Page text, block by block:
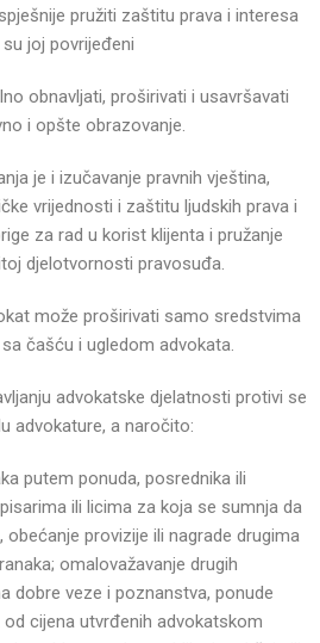
pružiti zaštitu prava i interesa
joj povrijeđeni
obnavljati, proširivati i usavršavati
i opšte obrazovanje.
je i izučavanje pravnih vještina,
vrijednosti i zaštitu ljudskih prava i
za rad u korist klijenta i pružanje
djelotvornosti pravosuđa.
može proširivati samo sredstvima
čašću i ugledom advokata.
advokatske djelatnosti protivi se
advokature, a naročito:
putem ponuda, posrednika ili
ili licima za koja se sumnja da
obećanje provizije ili nagrade drugima
omalovažavanje drugih
dobre veze i poznanstva, ponude
cijena utvrđenih advokatskom